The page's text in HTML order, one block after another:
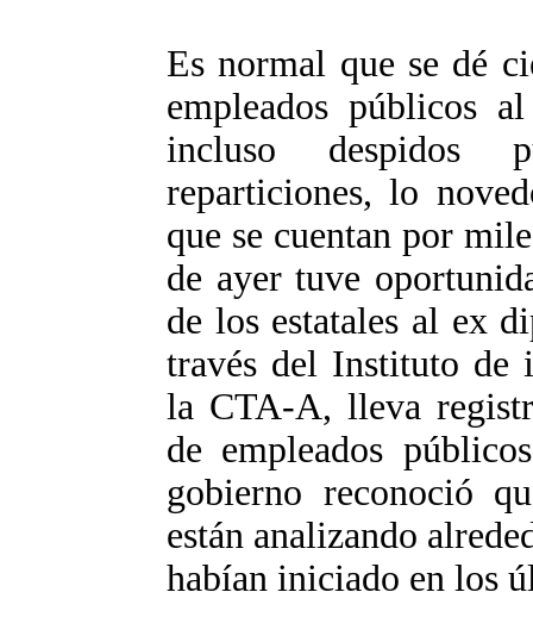
Es normal que se dé
empleados públicos
incluso despidos
reparticiones, lo
que se cuentan por
de ayer tuve
de los estatales al ex
través del Instituto de
la CTA-A, lleva
de empleados
gobierno reconoció
están analizando
habían iniciado en los